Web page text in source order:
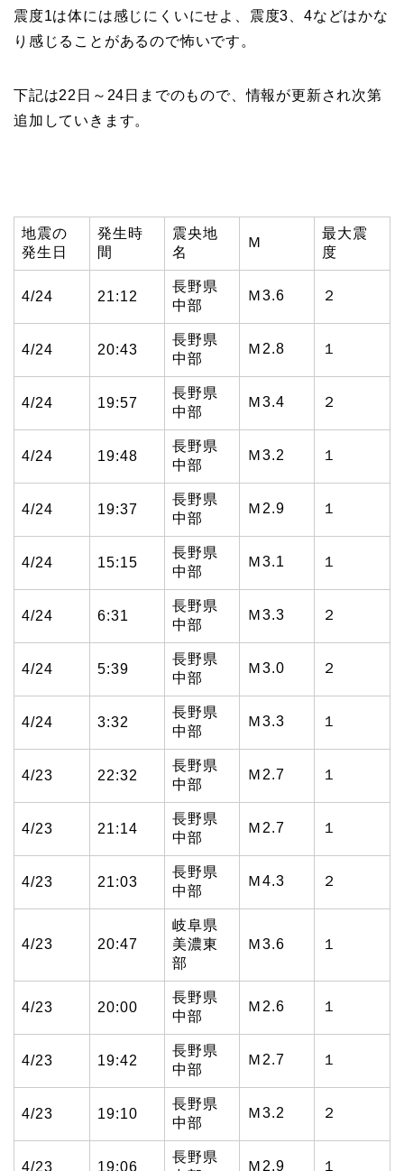
震度1は体には感じにくいにせよ、震度3、4などはかな
り感じることがあるので怖いです。
下記は22日～24日までのもので、情報が更新され次第
追加していきます。
地震の
発生日
発生時
間
震央地
名
Ｍ
最大震
度
4/24 21:12
長野県
中部
Ｍ3.6 ２
4/24 20:43
長野県
中部
Ｍ2.8 １
4/24 19:57
長野県
中部
Ｍ3.4 ２
4/24 19:48
長野県
中部
Ｍ3.2 １
4/24 19:37
長野県
中部
Ｍ2.9 １
4/24 15:15
長野県
中部
Ｍ3.1 １
4/24 6:31
長野県
中部
Ｍ3.3 ２
4/24 5:39
長野県
中部
Ｍ3.0 ２
4/24 3:32
長野県
中部
Ｍ3.3 １
4/23 22:32
長野県
中部
Ｍ2.7 １
4/23 21:14
長野県
中部
Ｍ2.7 １
4/23 21:03
長野県
中部
Ｍ4.3 ２
4/23 20:47
岐阜県
美濃東
部
Ｍ3.6 １
4/23 20:00
長野県
中部
Ｍ2.6 １
4/23 19:42
長野県
中部
Ｍ2.7 １
4/23 19:10
長野県
中部
Ｍ3.2 ２
4/23 19:06
長野県
Ｍ2.9 １